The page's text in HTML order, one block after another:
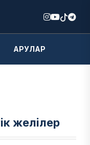
АРУЛАР
желілер